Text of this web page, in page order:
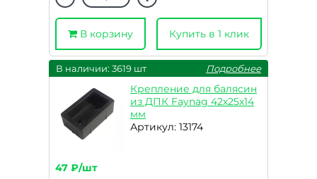
В корзину Купить в 1 клик
В наличии: 3619 шт Подробнее
Крепление для балясин
из ДПК Faynag 42х25х14
мм
Артикул: 13174
47 ₽/шт